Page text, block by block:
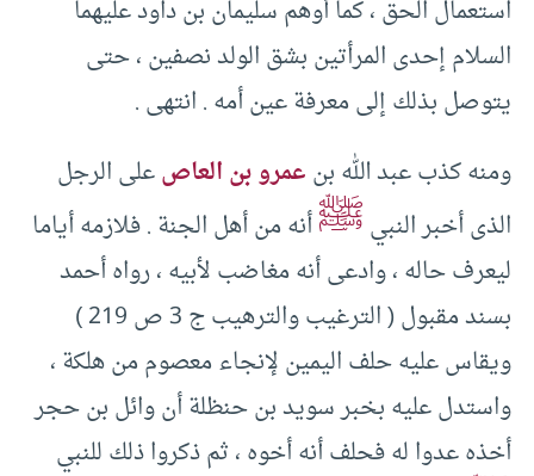
استعمال الحق ، كما أوهم سليمان بن داود عليهما
السلام إحدى المرأتين بشق الولد نصفين ، حتى
يتوصل بذلك إلى معرفة عين أمه .‏ انتهى .‏
ومنه كذب عبد الله بنعمرو بن العاصعلى الرجل
الذى أخبر النبيﷺأنه من أهل الجنة .‏ فلازمه أياما
ليعرف حاله ، وادعى أنه مغاضب لأبيه ، رواه أحمد
بسند مقبول (‏ الترغيب والترهيب ج ‏3 ص ‏219 )‏
ويقاس عليه حلف اليمين لإنجاء معصوم من هلكة ،
واستدل عليه بخبر سويد بن حنظلة أن وائل بن حجر
أخذه عدوا له فحلف أنه أخوه ، ثم ذكروا ذلك للنبي